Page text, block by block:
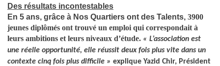
Des résultats incontestables
En 5 ans, grâce à Nos Quartiers ont des Talents, 3900
jeunes diplômés ont trouvé un emploi qui correspondait à
leurs ambitions et leurs niveaux d’étude. « L’association est
une réelle opportunité, elle réussit deux fois plus vite dans un
contexte cinq fois plus difficile » explique Yazid Chir, Président